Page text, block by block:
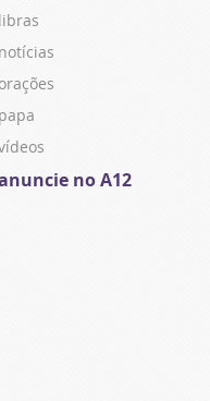
libras
notícias
orações
papa
no A12